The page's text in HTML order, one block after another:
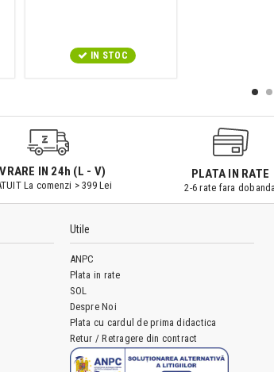
IN STOC
IN 24h (L - V)
La comenzi > 399 Lei
PLATA IN RATE
2-6 rate fara dobanda
Utile
ANPC
Plata in rate
SOL
Despre Noi
Plata cu cardul de prima didactica
Retur / Retragere din contract